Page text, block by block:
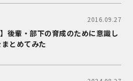
2016.09.27
】後輩・部下の育成のために意識し
とめてみた